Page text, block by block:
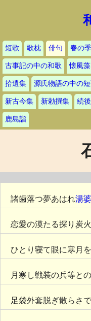
短歌 歌枕 俳句 春の
古事記の中の和歌 懐風藻
拾遺集 源氏物語の中の
新古今集 新勅撰集 続
鹿島詣
諸歯落つ夢あはれ湯婆
恋愛の漠たる探り炭火
ひとり寝て眼に寒月
月寒し戦装の兵等と
足袋外套脱ぎ散らさ